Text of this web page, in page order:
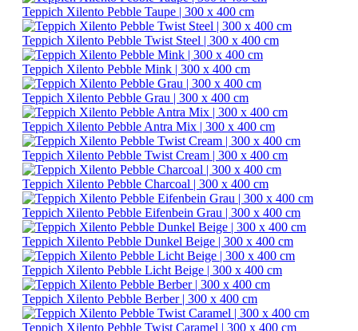
Teppich Xilento Pebble Taupe | 300 x 400 cm
Teppich Xilento Pebble Twist Steel | 300 x 400 cm
Teppich Xilento Pebble Mink | 300 x 400 cm
Teppich Xilento Pebble Grau | 300 x 400 cm
Teppich Xilento Pebble Antra Mix | 300 x 400 cm
Teppich Xilento Pebble Twist Cream | 300 x 400 cm
Teppich Xilento Pebble Charcoal | 300 x 400 cm
Teppich Xilento Pebble Eifenbein Grau | 300 x 400 cm
Teppich Xilento Pebble Dunkel Beige | 300 x 400 cm
Teppich Xilento Pebble Licht Beige | 300 x 400 cm
Teppich Xilento Pebble Berber | 300 x 400 cm
Teppich Xilento Pebble Twist Caramel | 300 x 400 cm